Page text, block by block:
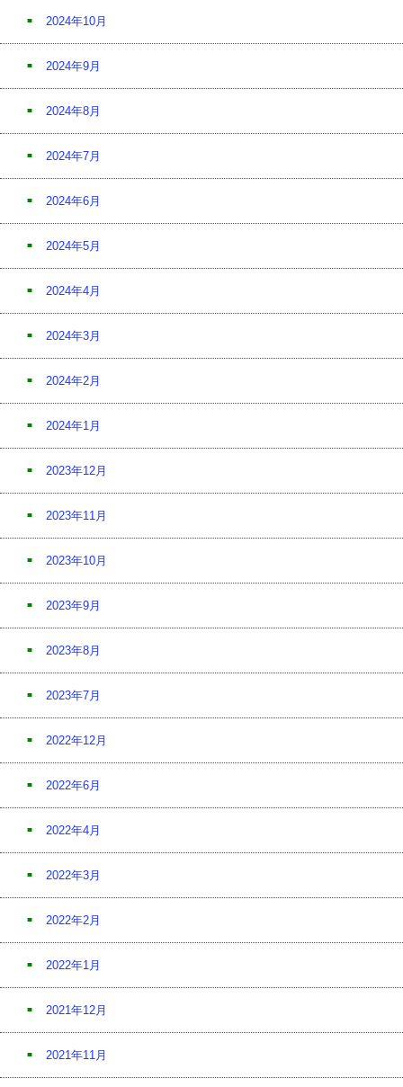
2024年10月
2024年9月
2024年8月
2024年7月
2024年6月
2024年5月
2024年4月
2024年3月
2024年2月
2024年1月
2023年12月
2023年11月
2023年10月
2023年9月
2023年8月
2023年7月
2022年12月
2022年6月
2022年4月
2022年3月
2022年2月
2022年1月
2021年12月
2021年11月